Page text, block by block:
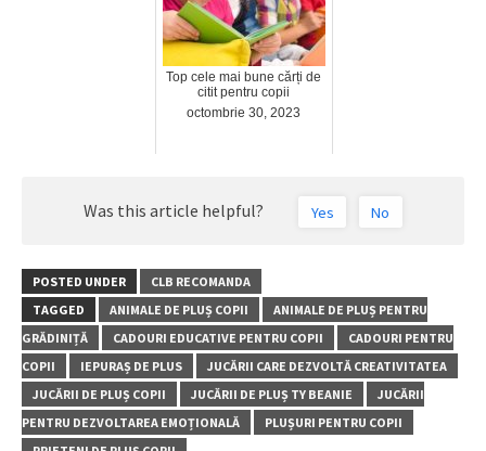
Top cele mai bune cărți de
citit pentru copii
octombrie 30, 2023
Was this article helpful? Yes No
POSTED UNDER
CLB RECOMANDA
TAGGED
ANIMALE DE PLUȘ COPII
ANIMALE DE PLUȘ PENTRU
GRĂDINIȚĂ
CADOURI EDUCATIVE PENTRU COPII
CADOURI PENTRU
COPII
IEPURAȘ DE PLUS
JUCĂRII CARE DEZVOLTĂ CREATIVITATEA
JUCĂRII DE PLUȘ COPII
JUCĂRII DE PLUȘ TY BEANIE
JUCĂRII
PENTRU DEZVOLTAREA EMOȚIONALĂ
PLUȘURI PENTRU COPII